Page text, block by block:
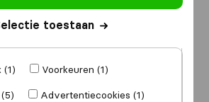
het buitenland
naar Frankrijk
& checklist
toestaan
(1)
Voorkeuren (1)
Advertentiecookies (1)